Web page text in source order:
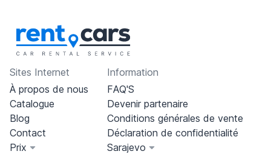
Sites Internet
À propos de nous
Catalogue
Blog
Contact
Prix
Information
FAQ'S
Devenir partenaire
Conditions générales de vente
Déclaration de confidentialité
Sarajevo